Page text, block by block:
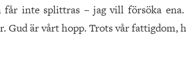
får inte splittras – jag vill försöka
Gud är vårt hopp. Trots vår fattigdom,